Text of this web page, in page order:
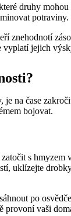
druhy
potraviny.
znehodnotí
jejich
je na čase
bojovat.
s
uklízejte
po
vaši